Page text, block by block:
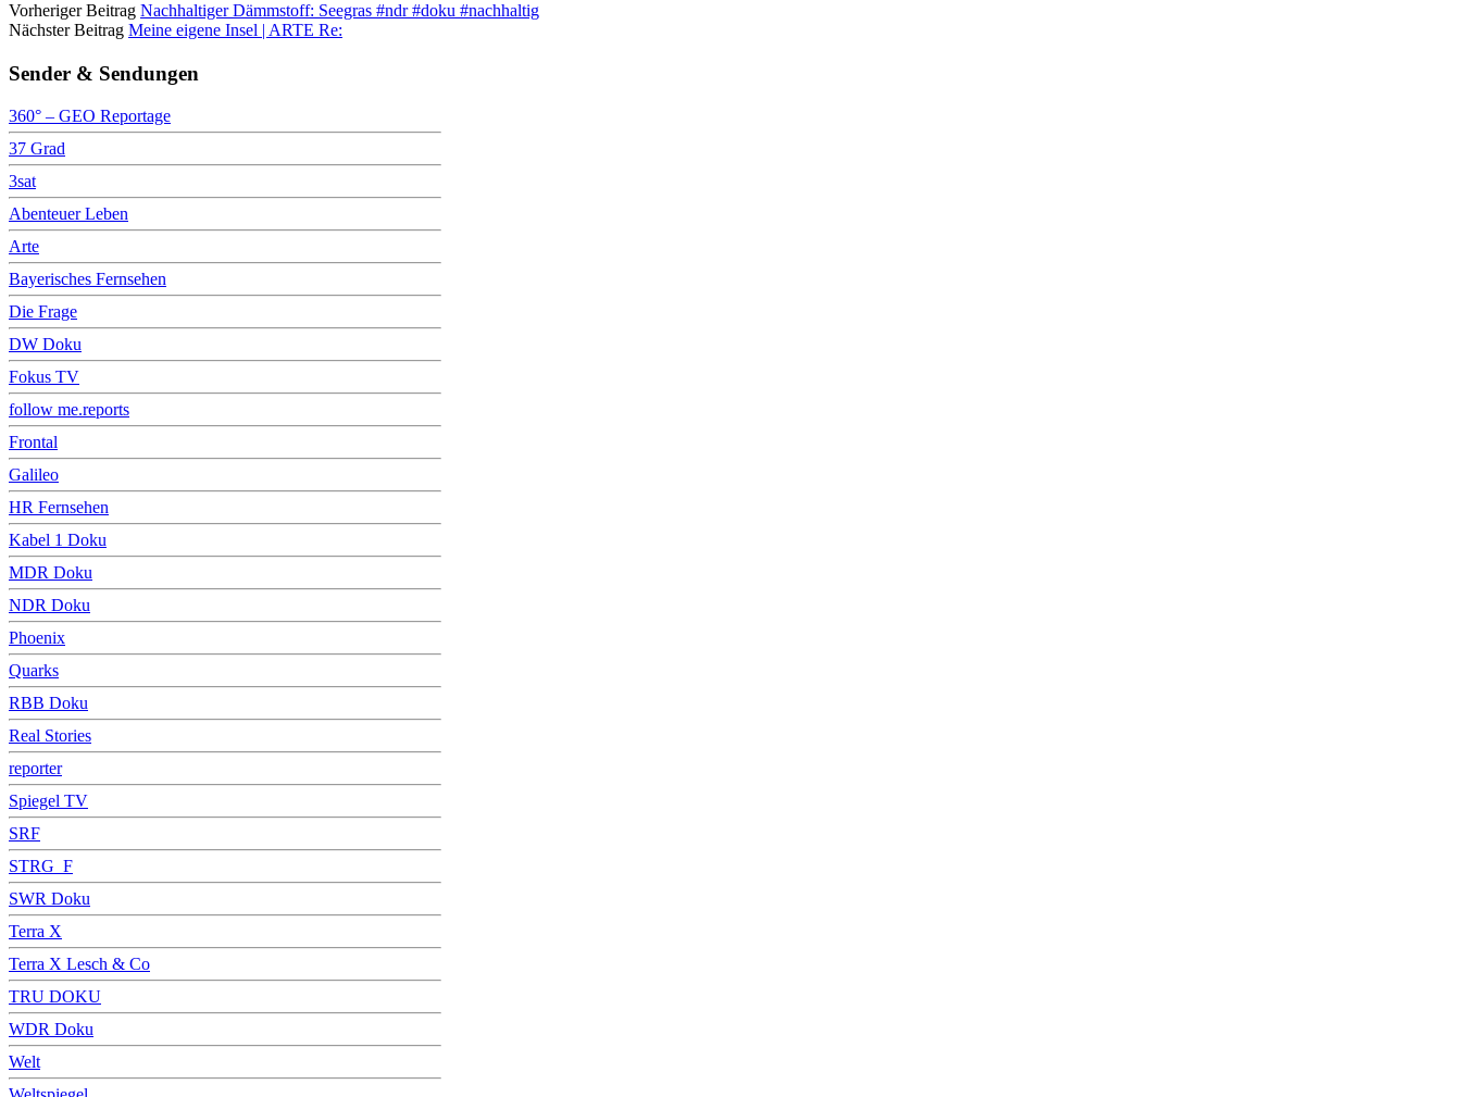
Vorheriger Beitrag Nachhaltiger Dämmstoff: Seegras #ndr #doku #nachhaltig
Nächster Beitrag Meine eigene Insel | ARTE Re:
Sender & Sendungen
360° – GEO Reportage
37 Grad
3sat
Abenteuer Leben
Arte
Bayerisches Fernsehen
Die Frage
DW Doku
Fokus TV
follow me.reports
Frontal
Galileo
HR Fernsehen
Kabel 1 Doku
MDR Doku
NDR Doku
Phoenix
Quarks
RBB Doku
Real Stories
reporter
Spiegel TV
SRF
STRG_F
SWR Doku
Terra X
Terra X Lesch & Co
TRU DOKU
WDR Doku
Welt